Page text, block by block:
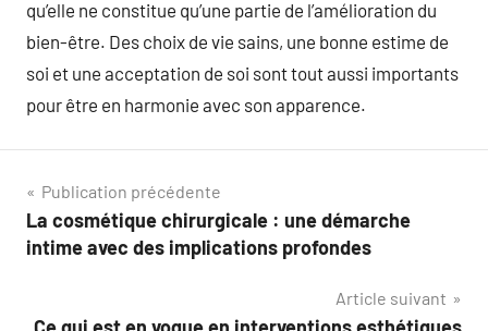
qu’elle ne constitue qu’une partie de l’amélioration du
bien-être. Des choix de vie sains, une bonne estime de
soi et une acceptation de soi sont tout aussi importants
pour être en harmonie avec son apparence.
Navigation
de
Publication précédente
La cosmétique chirurgicale : une démarche
intime avec des implications profondes
Article suivant
Ce qui est en vogue en interventions esthétiques